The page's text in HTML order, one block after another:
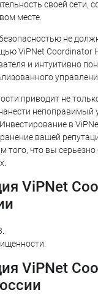
своей сети,
месте.
не
ViPNet Coordinator
и интуитивно
приводит не
непоправимый
в
вашей
того, что вы серьезно
ViPNet
ViPNet